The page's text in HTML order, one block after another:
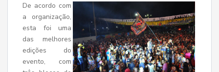
De acordo com
a organização,
esta foi uma
das melhores
edições do
evento, com